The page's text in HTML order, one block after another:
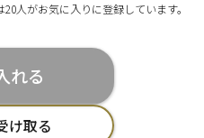
20人がお気に入りに登録しています。
れる
け取る